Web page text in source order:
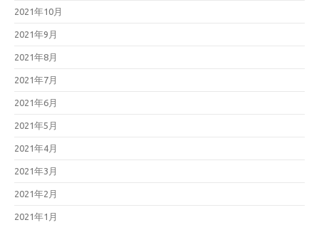
2021年10月
2021年9月
2021年8月
2021年7月
2021年6月
2021年5月
2021年4月
2021年3月
2021年2月
2021年1月